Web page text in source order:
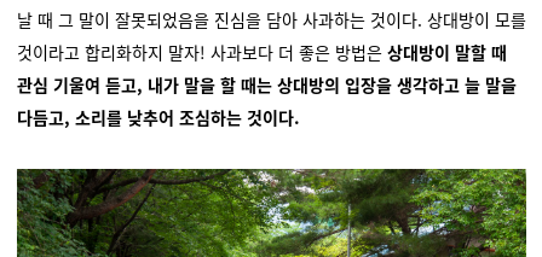
날 때 그 말이 잘못되었음을 진심을 담아 사과하는 것이다. 상대방이 모를
것이라고 합리화하지 말자! 사과보다 더 좋은 방법은 상대방이 말할 때
관심 기울여 듣고, 내가 말을 할 때는 상대방의 입장을 생각하고 늘 말을
다듬고, 소리를 낮추어 조심하는 것이다.